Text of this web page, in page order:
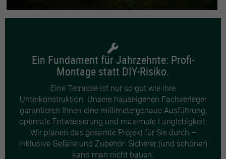
Ein Fundament für Jahrzehnte: Profi-
Montage statt DIY-Risiko.
Eine Terrasse ist nur so gut wie ihre
Unterkonstruktion. Unsere hauseigenen Fachverleger
garantieren Ihnen eine millimetergenaue Ausführung,
optimale Entwässerung und maximale Langlebigkeit.
Wir planen das gesamte Projekt für Sie durch –
inklusive Gefälle und Zubehör. Sicherer (und schöner)
kann man nicht bauen.